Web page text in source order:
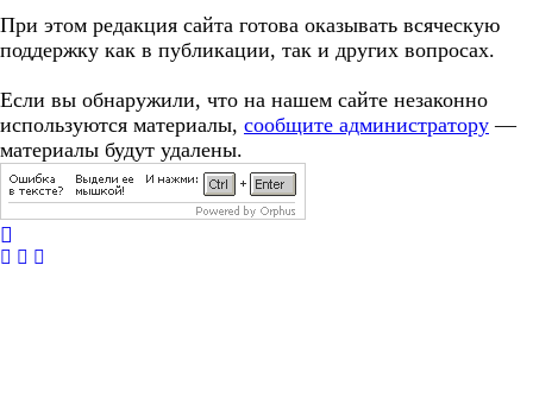
При этом редакция сайта готова оказывать всяческую
поддержку как в публикации, так и других вопросах.
Если вы обнаружили, что на нашем сайте незаконно
используются материалы, сообщите администратору —
материалы будут удалены.